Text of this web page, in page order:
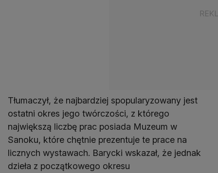
Tłumaczył, że najbardziej spopularyzowany jest
ostatni okres jego twórczości, z którego
największą liczbę prac posiada Muzeum w
Sanoku, które chętnie prezentuje te prace na
licznych wystawach. Barycki wskazał, że jednak
dzieła z początkowego okresu